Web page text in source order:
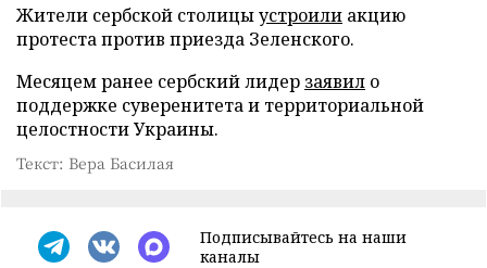
Жители сербской столицыустроили акцию
протеста против приезда Зеленского.
Месяцем ранее сербский лидер заявил о
поддержке суверенитета и территориальной
целостности Украины.
Текст: Вера Басилая
Подписывайтесь на наши
каналы